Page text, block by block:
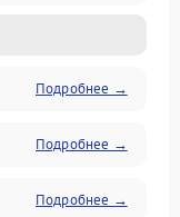
Подробнее →
Подробнее →
Подробнее →